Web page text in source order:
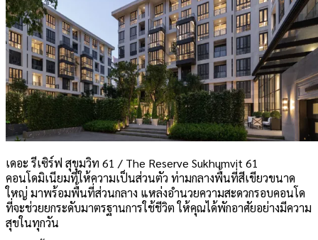
เดอะ รีเซิร์ฟ สุขุมวิท 61 / The Reserve Sukhumvit 61
คอนโดมิเนียมที่ให้ความเป็นส่วนตัว ท่ามกลางพื้นที่สีเขียวขนาด
ใหญ่ มาพร้อมพื้นที่ส่วนกลาง แหล่งอำนวยความสะดวกรอบคอนโด
ที่จะช่วยยกระดับมาตรฐานการใช้ชีวิต ให้คุณได้พักอาศัยอย่างมีความ
สุขในทุกวัน